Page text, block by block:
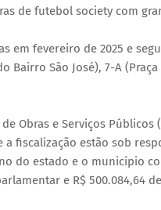
de futebol society com
em fevereiro de 2025 e
Bairro São José), 7-A
Obras e Serviços
a fiscalização estão sob
do estado e o município
e R$ 500.084,64